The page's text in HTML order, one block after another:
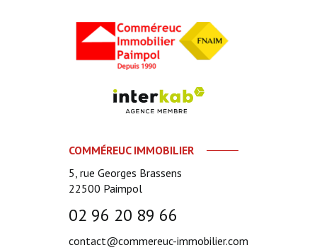
COMMÉREUC IMMOBILIER
5, rue Georges Brassens
22500 Paimpol
02 96 20 89 66
contact@commereuc-immobilier.com